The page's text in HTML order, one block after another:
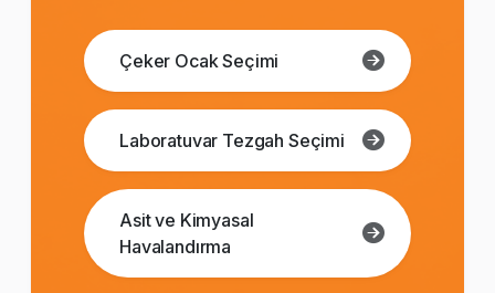
Çeker Ocak Seçimi
Laboratuvar Tezgah Seçimi
Asit ve Kimyasal
Havalandırma